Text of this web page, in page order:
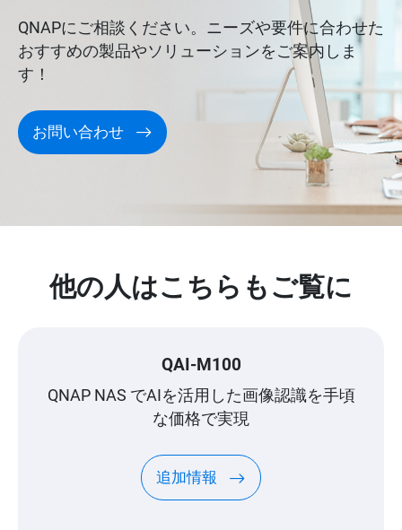
QNAPにご相談ください。ニーズや要件に合わせた
おすすめの製品やソリューションをご案内しま
す！
お問い合わせ
他の人はこちらもご覧に
QAI-M100
QNAP NAS でAIを活用した画像認識を手頃
な価格で実現
追加情報